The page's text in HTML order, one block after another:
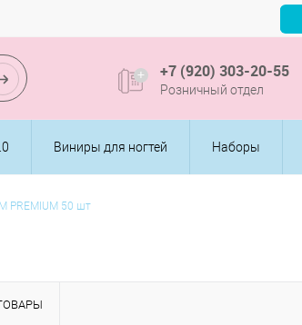
+7 (920) 303-20-55
Розничный отдел
Виниры для ногтей Наборы
50 шт